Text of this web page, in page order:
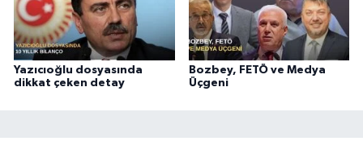
Yazıcıoğlu dosyasında
dikkat çeken detay
Bozbey, FETÖ ve Medya
Üçgeni